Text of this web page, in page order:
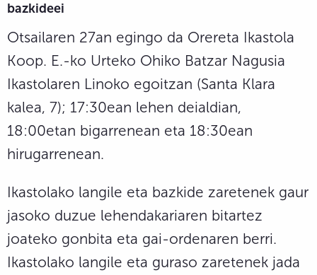
bazkideei
Otsailaren 27an egingo da Orereta Ikastola
Koop. E.-ko Urteko Ohiko Batzar Nagusia
Ikastolaren Linoko egoitzan (Santa Klara
kalea, 7); 17:30ean lehen deialdian,
18:00etan bigarrenean eta 18:30ean
hirugarrenean.
Ikastolako langile eta bazkide zaretenek gaur
jasoko duzue lehendakariaren bitartez
joateko gonbita eta gai-ordenaren berri.
Ikastolako langile eta guraso zaretenek jada